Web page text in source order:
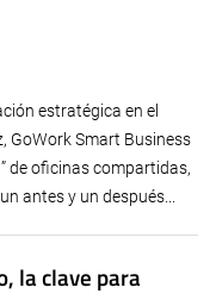
estratégica en el
GoWork Smart Business
de oficinas compartidas,
antes y un después...
la clave para